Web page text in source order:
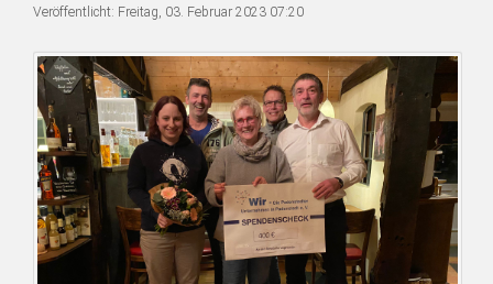
Veröffentlicht: Freitag, 03. Februar 2023 07:20